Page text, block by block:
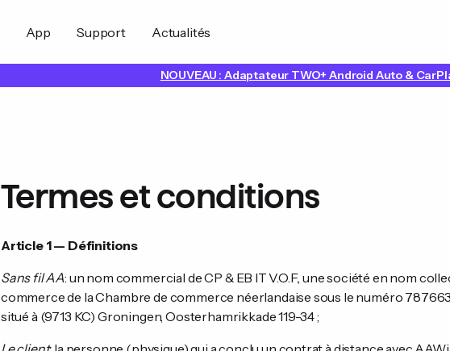
App Support Actualités
NOUVEAU : Adaptateur TWO+ Android Auto &
Termes et conditions
Article 1 — Définitions
Sans fil AA: un nom commercial de CP & EB IT V.O.F., une société en nom
commerce de la Chambre de commerce néerlandaise sous le numéro
situé à (9713 KC) Groningen, Oosterhamrikkade 119-34 ;